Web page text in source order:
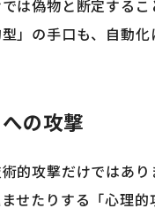
は偽物と断定する
」の手口も、自動化
の攻撃
的攻撃だけではあ
せたりする「心理的